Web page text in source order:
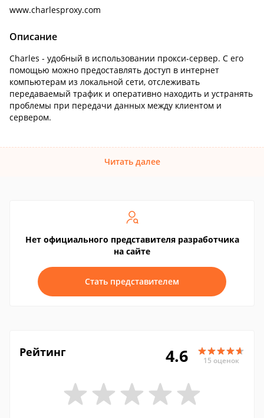
www.charlesproxy.com
Описание
Charles - удобный в использовании прокси-сервер. С его
помощью можно предоставлять доступ в интернет
компьютерам из локальной сети, отслеживать
передаваемый трафик и оперативно находить и устранять
проблемы при передачи данных между клиентом и
сервером.
Читать далее
Нет официального представителя разработчика
на сайте
Стать представителем
Рейтинг 4.6 15 оценок